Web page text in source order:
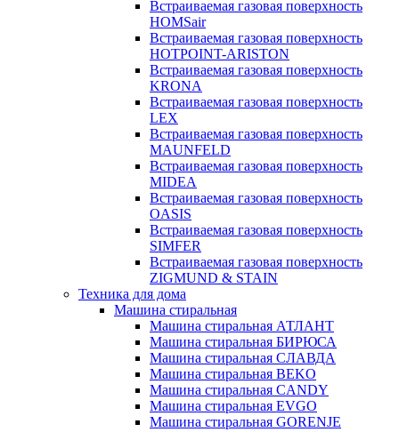
Встраиваемая газовая поверхность
HOMSair
Встраиваемая газовая поверхность
HOTPOINT-ARISTON
Встраиваемая газовая поверхность
KRONA
Встраиваемая газовая поверхность
LEX
Встраиваемая газовая поверхность
MAUNFELD
Встраиваемая газовая поверхность
MIDEA
Встраиваемая газовая поверхность
OASIS
Встраиваемая газовая поверхность
SIMFER
Встраиваемая газовая поверхность
ZIGMUND & STAIN
Техника для дома
Машина стиральная
Машина стиральная АТЛАНТ
Машина стиральная БИРЮСА
Машина стиральная СЛАВДА
Машина стиральная BEKO
Машина стиральная CANDY
Машина стиральная EVGO
Машина стиральная GORENJE